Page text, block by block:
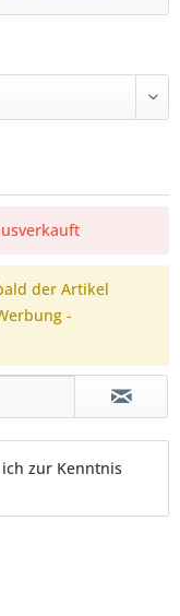
der Artikel
-
zur Kenntnis